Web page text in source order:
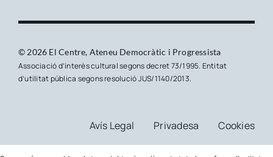
© 2026 El Centre, Ateneu Democràtic i Progressista
Associació d’interès cultural segons decret 73/1995. Entitat
d’utilitat pública segons resolució JUS/1140/2013.
Avís Legal Privadesa Cookies